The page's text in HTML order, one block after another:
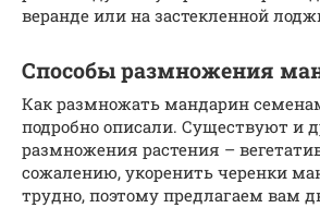
веранде или на застекленной
Способы размножения
Как размножать мандарин
подробно описали. Существуют и
размножения растения –
сожалению, укоренить черенки
трудно, поэтому предлагаем вам